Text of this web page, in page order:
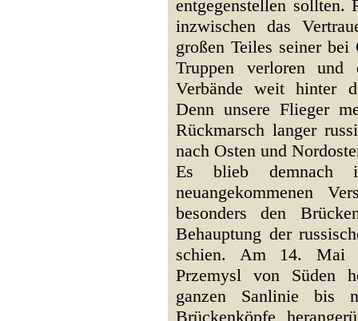
entgegenstellen
inzwischen das
großen Teiles seiner
Truppen verloren und
Verbände weit hinter
Denn unsere Flieger
Rückmarsch langer
nach Osten und
Es blieb demnach
neuangekommenen
besonders den
Behauptung der
schien. Am 14. Mai
Przemysl von Süden
ganzen Sanlinie bis
Brückenköpfe